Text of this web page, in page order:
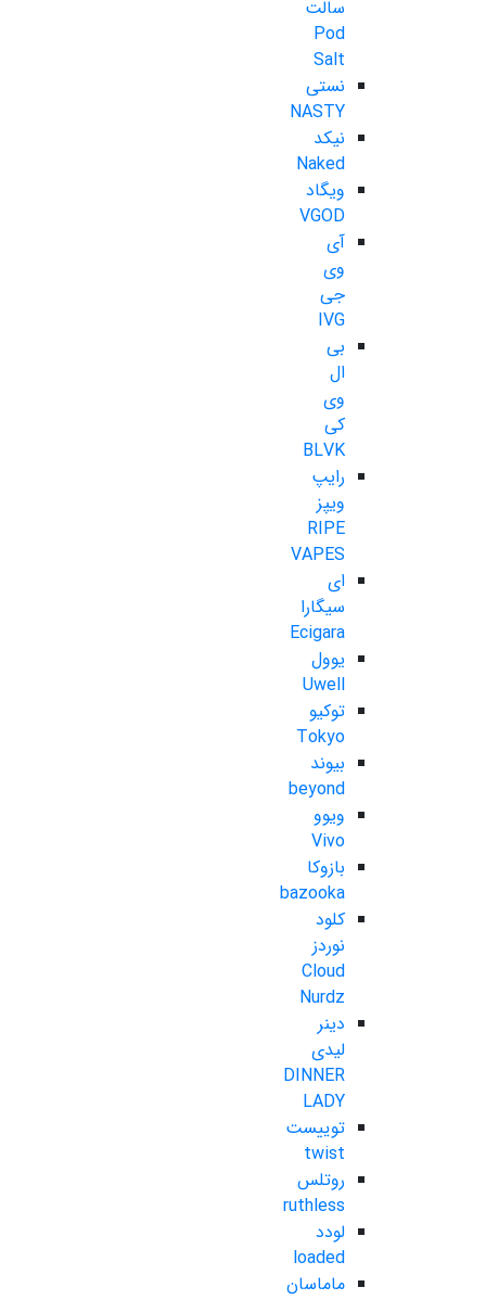
سالت
Pod
Salt
نستی
NASTY
نیکد
Naked
ویگاد
VGOD
آی
وی
جی
IVG
بی
ال
وی
کی
BLVK
رایپ
ویپز
RIPE
VAPES
ای
سیگارا
Ecigara
یوول
Uwell
توکیو
Tokyo
بیوند
beyond
ویوو
Vivo
بازوکا
bazooka
کلود
نوردز
Cloud
Nurdz
دینر
لیدی
DINNER
LADY
توییست
twist
روتلس
ruthless
لودد
loaded
ماماسان